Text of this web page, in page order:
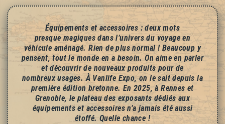
Équipements et accessoires : deux mots
presque magiques dans l’univers du voyage en
véhicule aménagé. Rien de plus normal ! Beaucoup y
pensent, tout le monde en a besoin. On aime en parler
et découvrir de nouveaux produits pour de
nombreux usages. À Vanlife Expo, on le sait depuis la
première édition bretonne. En 2025, à Rennes et
Grenoble, le plateau des exposants dédiés aux
équipements et accessoires n’a jamais été aussi
étoffé. Quelle chance !